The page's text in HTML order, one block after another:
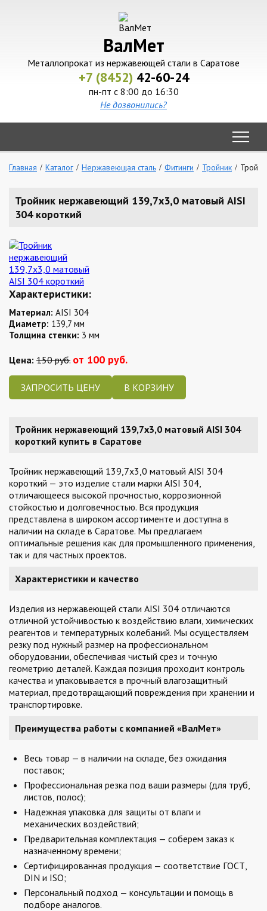
ВалМет
Металлопрокат из нержавеющей стали в Саратове
+7 (8452) 42-60-24
пн-пт с 8:00 до 16:30
Не дозвонились?
Главная Каталог Нержавеющая сталь Фитинги Тройник
Тройник нержавеющий 139,7х3,0 матовый AISI
304 короткий
Характеристики:
Материал: AISI 304
Диаметр: 139,7 мм
Толщина стенки: 3 мм
Цена: 150 руб. от 100 руб.
ЗАПРОСИТЬ ЦЕНУ
Тройник нержавеющий 139,7х3,0 матовый AISI 304
короткий купить в Саратове
Тройник нержавеющий 139,7х3,0 матовый AISI 304
короткий — это изделие стали марки AISI 304,
отличающееся высокой прочностью, коррозионной
стойкостью и долговечностью. Вся продукция
представлена в широком ассортименте и доступна в
наличии на складе в Саратове. Мы предлагаем
оптимальные решения как для промышленного применения,
так и для частных проектов.
Характеристики и качество
Изделия из нержавеющей стали AISI 304 отличаются
отличной устойчивостью к воздействию влаги, химических
реагентов и температурных колебаний. Мы осуществляем
резку под нужный размер на профессиональном
оборудовании, обеспечивая чистый срез и точную
геометрию деталей. Каждая позиция проходит контроль
качества и упаковывается в прочный влагозащитный
материал, предотвращающий повреждения при хранении и
транспортировке.
Преимущества работы с компанией «ВалМет»
Весь товар — в наличии на складе, без ожидания
поставок;
Профессиональная резка под ваши размеры (для труб,
листов, полос);
Надежная упаковка для защиты от влаги и
механических воздействий;
Предварительная комплектация — соберем заказ к
назначенному времени;
Сертифицированная продукция — соответствие ГОСТ,
DIN и ISO;
Персональный подход — консультации и помощь в
подборе аналогов.